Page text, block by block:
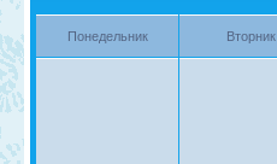
Понедельник Вторник